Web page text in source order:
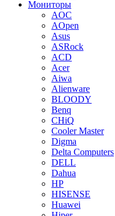
Мониторы
AOC
AOpen
Asus
ASRock
ACD
Acer
Aiwa
Alienware
BLOODY
Benq
CHiQ
Cooler Master
Digma
Delta Computers
DELL
Dahua
HP
HISENSE
Huawei